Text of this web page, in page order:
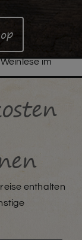
enthalten